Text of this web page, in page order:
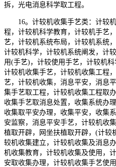
拆，光电消息科学取工程。
16。计较机收集手艺类：计较机
程，计较机科学教育，计较机手艺
艺，计较机系统布局，计较机系统
计较机科学，计较机系统阐发，计
用(手艺)，计较使用手艺，计较机
计较机收集手艺，计较机收集工程
艺，计较机收集，消息平安，消息
集手艺取工程，计较机收集工程取
收集手艺取消息处置，收集系统办
收集取平安办理，收集平安，收集
安监察，消息平安手艺，计较机收
植取开辟，网坐扶植取开辟，(计较
较机收集建立，计较机收集及消息
机收集教育，计较机收集及使用，
安取收集办理，计较机收集手艺使